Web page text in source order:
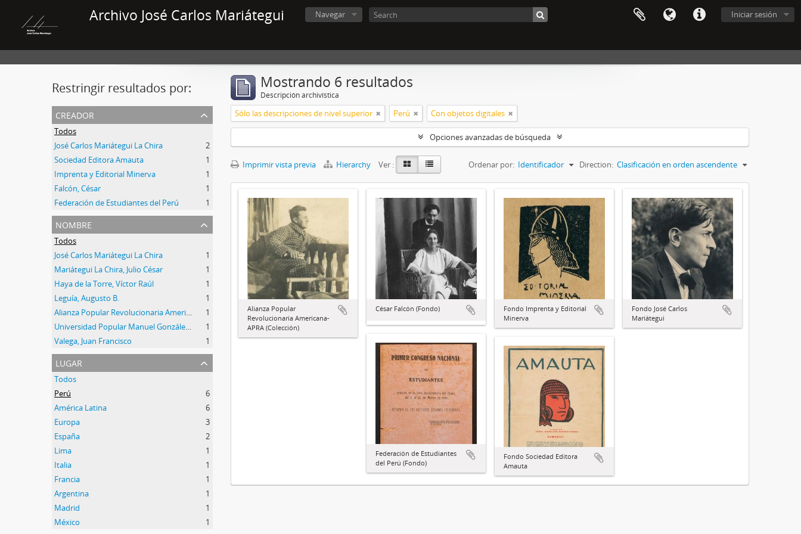
Archivo José Carlos Mariátegui Iniciar sesión
Navegar
Restringir resultados por:
creador
Todos
José Carlos Mariátegui La Chira
2
Sociedad Editora Amauta
1
Imprenta y Editorial Minerva
1
Falcón, César
1
Federación de Estudiantes del Perú
1
nombre
Todos
José Carlos Mariátegui La Chira
1
Mariátegui La Chira, Julio César
1
Haya de la Torre, Víctor Raúl
1
Leguía, Augusto B.
1
Alianza Popular Revolucionaria Americana (APRA)
1
Universidad Popular Manuel González Prada
1
Valega, Juan Francisco
1
lugar
Todos
Perú
6
América Latina
6
Europa
3
España
2
Lima
1
Italia
1
Francia
1
Argentina
1
Madrid
1
México
1
Mostrando 6 resultados
Descripción archivística
Sólo las descripciones de nivel superior Perú Con objetos digitales
Opciones avanzadas de búsqueda
Imprimir vista previa Hierarchy Ver : Ordenar por: Identificador Direction: Clasificación en orden ascendente
Alianza Popular
Revolucionaria Americana-
APRA (Colección)
César Falcón (Fondo)
Fondo Imprenta y Editorial
Minerva
Fondo José Carlos
Mariátegui
Federación de Estudiantes
del Perú (Fondo)
Fondo Sociedad Editora
Amauta